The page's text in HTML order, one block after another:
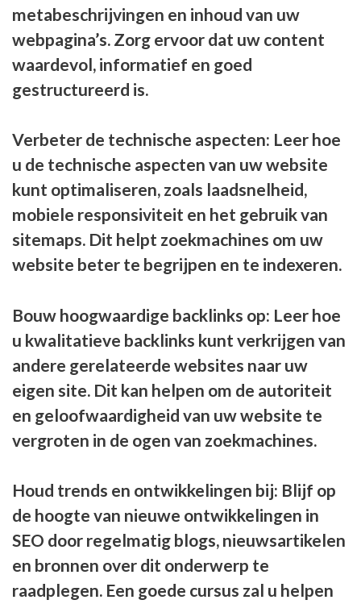
metabeschrijvingen en inhoud van uw
webpagina’s. Zorg ervoor dat uw content
waardevol, informatief en goed
gestructureerd is.
Verbeter de technische aspecten: Leer hoe
u de technische aspecten van uw website
kunt optimaliseren, zoals laadsnelheid,
mobiele responsiviteit en het gebruik van
sitemaps. Dit helpt zoekmachines om uw
website beter te begrijpen en te indexeren.
Bouw hoogwaardige backlinks op: Leer hoe
u kwalitatieve backlinks kunt verkrijgen van
andere gerelateerde websites naar uw
eigen site. Dit kan helpen om de autoriteit
en geloofwaardigheid van uw website te
vergroten in de ogen van zoekmachines.
Houd trends en ontwikkelingen bij: Blijf op
de hoogte van nieuwe ontwikkelingen in
SEO door regelmatig blogs, nieuwsartikelen
en bronnen over dit onderwerp te
raadplegen. Een goede cursus zal u helpen